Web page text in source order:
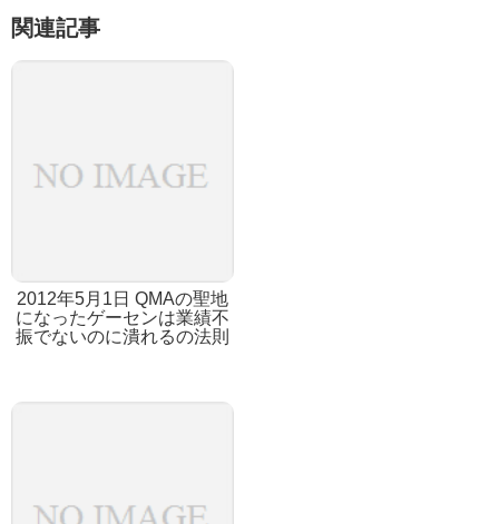
関連記事
2012年5月1日 QMAの聖地
になったゲーセンは業績不
振でないのに潰れるの法則